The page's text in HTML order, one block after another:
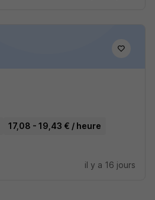
17,08 - 19,43 € / heure
il y a 16 jours